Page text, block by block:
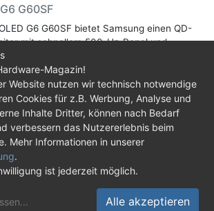
G60SF
G6 G60SF bietet Samsung einen QD-
mit schnellem 500-Hz-Panel und
Wir haben den 27 Zoll großen Monitor auf
| Kontakt |Jobs |Datenschutz |
|Haftungsausschluss
Twitch
Discord
2001 - 2026 Hardware-Magazin
Magazin!
Website nutzen wir technisch notwendige
Cookies für z.B. Werbung, Analyse und
Inhalte Dritter, können nach Bedarf
verbessern das Nutzererlebnis beim
Mehr Informationen in unserer
.
ist jederzeit möglich.
... Alle akzeptieren